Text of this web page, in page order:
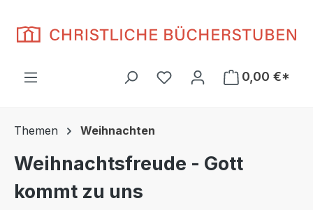
Du hast 0 Produkte auf
0,00 €*
Themen Weihnachten
Weihnachtsfreude - Gott
kommt zu uns